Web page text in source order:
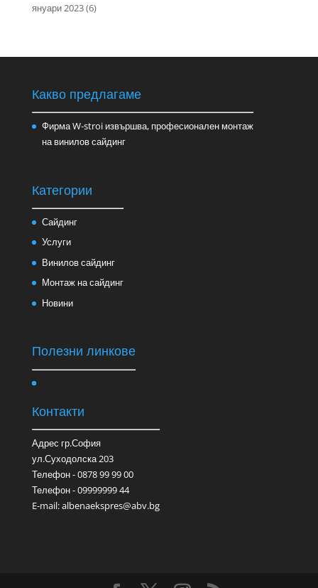
януари 2023(6)
Какво предлагаме
Фирма W-stroi извършва, професионален монтаж
на винилов сайдинг
Категории
Сайдинг
Услуги
Винилов сайдинг
Монтаж на сайдинг
Новини
Полезни линкове
Контакти
Адрес гр.София
ул.Суходолска 203
Телефон - 0878 99 99 00
Телефон - 09999999 44
E-mail: albenaekspres@abv.bg